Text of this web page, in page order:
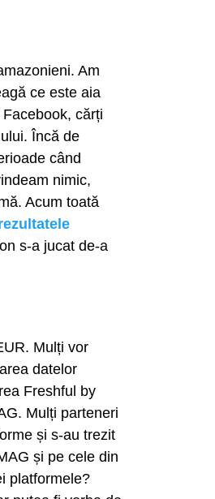
Am
ce este aia
cărți
Încă de
când
nimic,
Acum toată
s-a jucat de-a
Mulți vor
datelor
Freshful by
Mulți parteneri
și s-au trezit
și pe cele din
platformele?